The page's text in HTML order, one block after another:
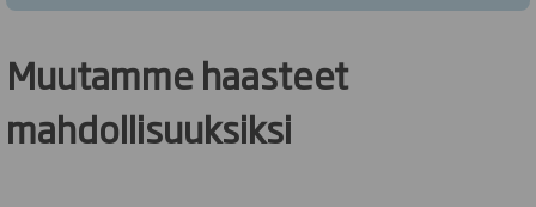
Muutamme haasteet
mahdollisuuksiksi